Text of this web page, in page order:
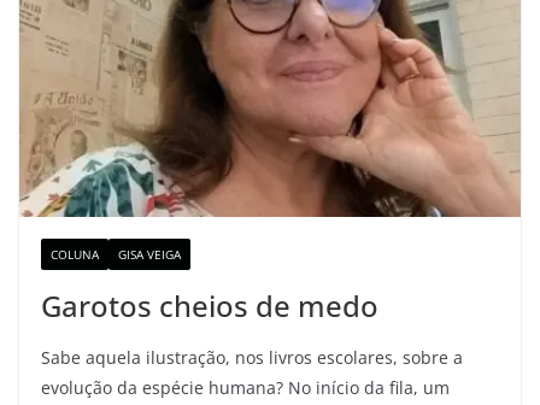
COLUNA GISA VEIGA
Garotos cheios de medo
Sabe aquela ilustração, nos livros escolares, sobre a
evolução da espécie humana? No início da fila, um